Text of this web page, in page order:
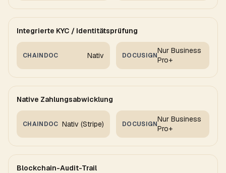
Integrierte KYC / Identitätsprüfung
CHAINDOC Nativ DOCUSIGN
Nur Business
Pro+
Native Zahlungsabwicklung
CHAINDOC Nativ (Stripe) DOCUSIGN
Nur Business
Pro+
Blockchain-Audit-Trail